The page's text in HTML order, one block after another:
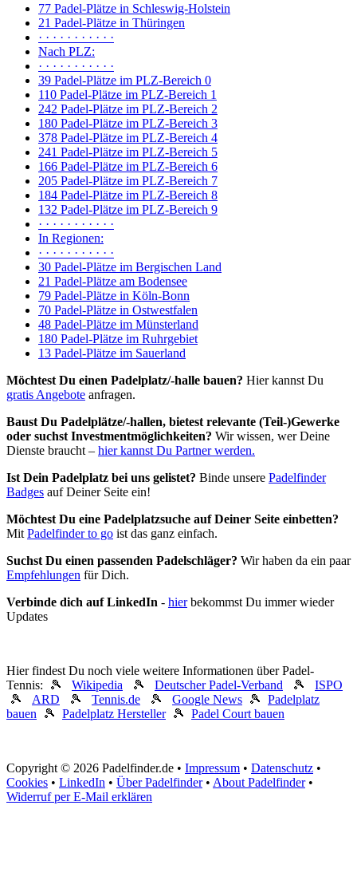
77 Padel-Plätze in Schleswig-Holstein
21 Padel-Plätze in Thüringen
· · · · · · · · · · ·
Nach PLZ:
· · · · · · · · · · ·
39 Padel-Plätze im PLZ-Bereich 0
110 Padel-Plätze im PLZ-Bereich 1
242 Padel-Plätze im PLZ-Bereich 2
180 Padel-Plätze im PLZ-Bereich 3
378 Padel-Plätze im PLZ-Bereich 4
241 Padel-Plätze im PLZ-Bereich 5
166 Padel-Plätze im PLZ-Bereich 6
205 Padel-Plätze im PLZ-Bereich 7
184 Padel-Plätze im PLZ-Bereich 8
132 Padel-Plätze im PLZ-Bereich 9
· · · · · · · · · · ·
In Regionen:
· · · · · · · · · · ·
30 Padel-Plätze im Bergischen Land
21 Padel-Plätze am Bodensee
79 Padel-Plätze in Köln-Bonn
70 Padel-Plätze in Ostwestfalen
48 Padel-Plätze im Münsterland
180 Padel-Plätze im Ruhrgebiet
13 Padel-Plätze im Sauerland
Möchtest Du einen Padelplatz/-halle bauen? Hier kannst Du
gratis Angebote anfragen.
Baust Du Padel­plätze/-hallen, bietest relevante (Teil-)Gewerke
oder suchst In­vest­ment­möglich­keiten? Wir wissen, wer Deine
Dienste braucht – hier kannst Du Partner werden.
Ist Dein Padelplatz bei uns gelistet? Binde unsere Padelfinder
Badges auf Deiner Seite ein!
Möchtest Du eine Padelplatzsuche auf Deiner Seite einbetten?
MitPadelfinder to go ist das ganz einfach.
Suchst Du einen passenden Padelschläger? Wir haben da ein paar
Empfehlungen für Dich.
Verbinde dich auf LinkedIn - hierbekommst Du immer wieder
Updates
Hier findest Du noch viele weitere Informationen über Padel-
Tennis: 🎾 Wikipedia 🎾 Deutscher Padel-Verband 🎾 ISPO
🎾 ARD 🎾 Tennis.de 🎾 Google News 🎾 Padelplatz
bauen 🎾 Padelplatz Hersteller🎾 Padel Court bauen
Copyright © 2026 Padelfinder.de • Impressum • Datenschutz •
Cookies • LinkedIn • Über Padelfinder• About Padelfinder•
Widerruf per E-Mail erklären